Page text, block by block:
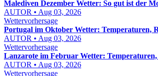
Malediven Dezember Wetter: So gut ist der
AUTOR • Aug 03, 2026
Wettervorhersage
Portugal im Oktober Wetter: Temperaturen,
AUTOR • Aug 03, 2026
Wettervorhersage
Lanzarote im Februar Wetter:
AUTOR • Aug 03, 2026
Wettervorhersage